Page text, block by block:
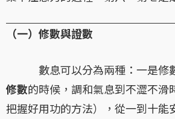
（一）修數與證數
數息可以分為兩種：一是修數
修數的時候，調和氣息到不澀不滑
把握好用功的方法），從一到十能